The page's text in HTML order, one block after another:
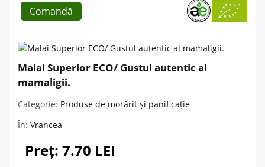
Comandă
Malai Superior ECO/ Gustul autentic al
mamaligii.
Categorie: Produse de morărit și panificație
În: Vrancea
Preț: 7.70 LEI